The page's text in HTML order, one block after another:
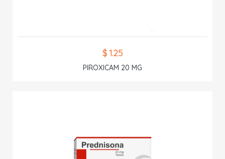
$ 1.25
PIROXICAM 20 MG